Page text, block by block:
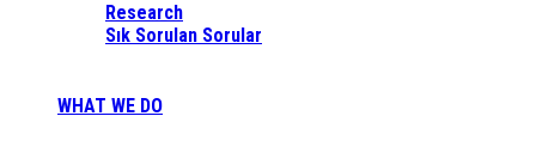
Research
Sık Sorulan Sorular
WHAT WE DO